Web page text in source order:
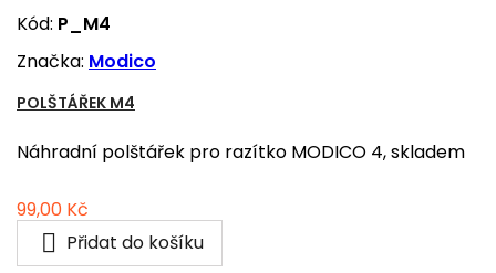
Kód: P_M4
Značka: Modico
POLŠTÁŘEK M4
Náhradní polštářek pro razítko MODICO 4, skladem
Cena
99,00 Kč
 Přidat do košíku